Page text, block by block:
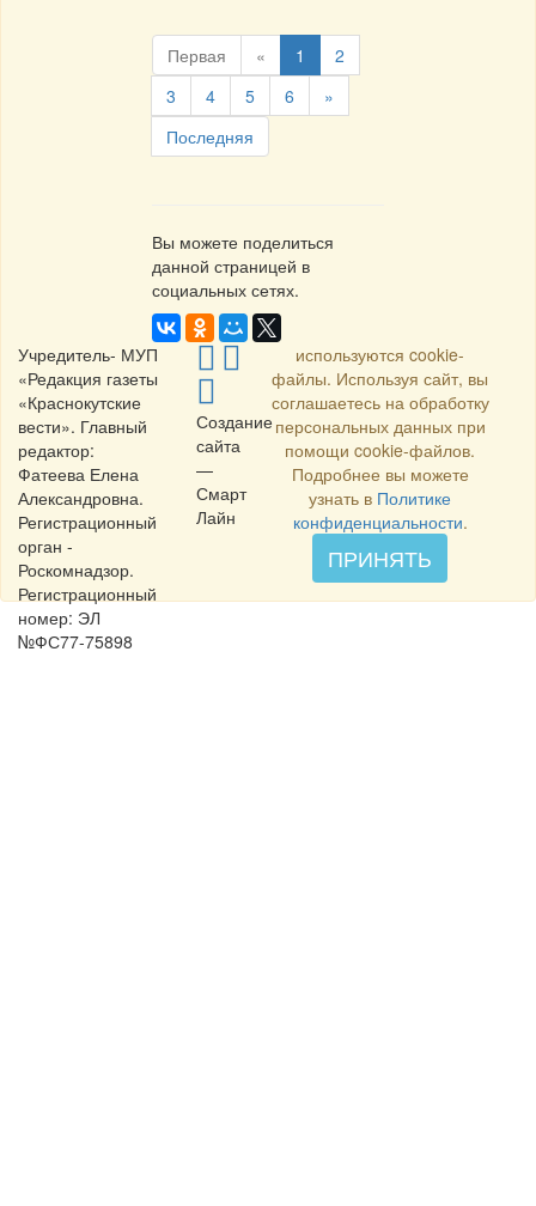
Первая « 1
2
3
4 5 6
»
Последняя
Вы можете поделиться
данной страницей в
социальных сетях.
Учредитель- МУП
«Редакция газеты
«Краснокутские
вести». Главный
редактор:
Фатеева Елена
Александровна.
Регистрационный
орган -
Роскомнадзор.
Регистрационный
номер: ЭЛ
№ФС77-75898
Создание
сайта
—
Смарт
Лайн
используются cookie-
файлы. Используя сайт, вы
соглашаетесь на обработку
персональных данных при
помощи cookie-файлов.
Подробнее вы можете
узнать в Политике
конфиденциальности.
ПРИНЯТЬ